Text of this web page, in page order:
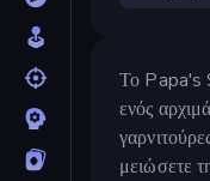
Το Papa's
ενός
μειώσετε